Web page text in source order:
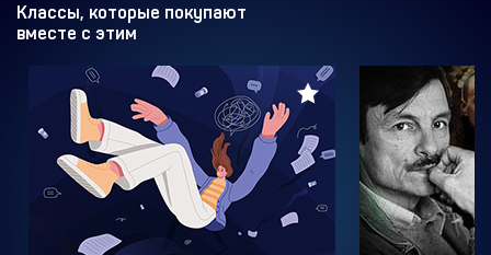
Классы, которые покупают
вместе с этим